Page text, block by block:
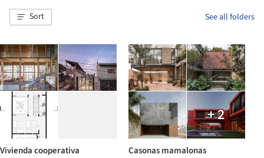
Sort See all folders
Vivienda cooperativa
+ 2
Casonas mamalonas